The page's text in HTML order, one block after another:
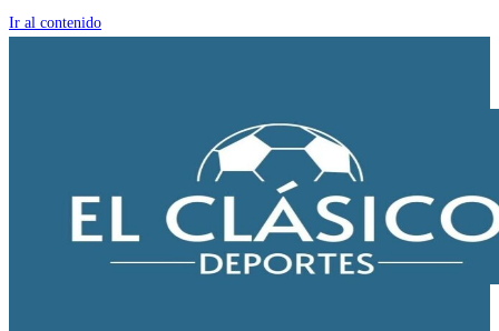
Ir al contenido